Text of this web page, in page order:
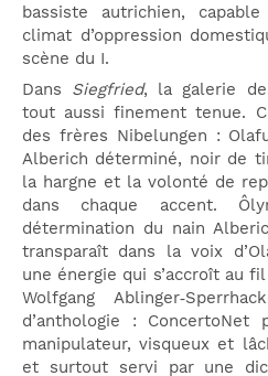
bassiste autrichien, capable
climat d’oppression
scène du I.
Dans Siegfried, la galerie
tout aussi finement tenue.
des frères Nibelungen :
Alberich déterminé, noir de
la hargne et la volonté de
dans chaque accent.
détermination du nain
transparaît dans la voix
une énergie qui s’accroît au
Wolfgang
d’anthologie : ConcertoNet
manipulateur, visqueux et
et surtout servi par une